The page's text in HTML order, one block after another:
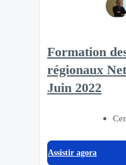
Formation
régionaux
Juin 2022
Assistir agora